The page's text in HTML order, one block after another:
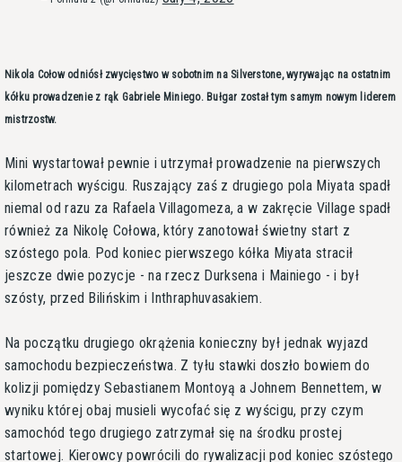
Nikola Cołow odniósł zwycięstwo w sobotnim na Silverstone, wyrywając na ostatnim
kółku prowadzenie z rąk Gabriele Miniego. Bułgar został tym samym nowym liderem
mistrzostw.
Mini wystartował pewnie i utrzymał prowadzenie na pierwszych
kilometrach wyścigu. Ruszający zaś z drugiego pola Miyata spadł
niemal od razu za Rafaela Villagomeza, a w zakręcie Village spadł
również za Nikolę Cołowa, który zanotował świetny start z
szóstego pola. Pod koniec pierwszego kółka Miyata stracił
jeszcze dwie pozycje - na rzecz Durksena i Mainiego - i był
szósty, przed Bilińskim i Inthraphuvasakiem.
Na początku drugiego okrążenia konieczny był jednak wyjazd
samochodu bezpieczeństwa. Z tyłu stawki doszło bowiem do
kolizji pomiędzy Sebastianem Montoyą a Johnem Bennettem, w
wyniku której obaj musieli wycofać się z wyścigu, przy czym
samochód tego drugiego zatrzymał się na środku prostej
startowej. Kierowcy powrócili do rywalizacji pod koniec szóstego